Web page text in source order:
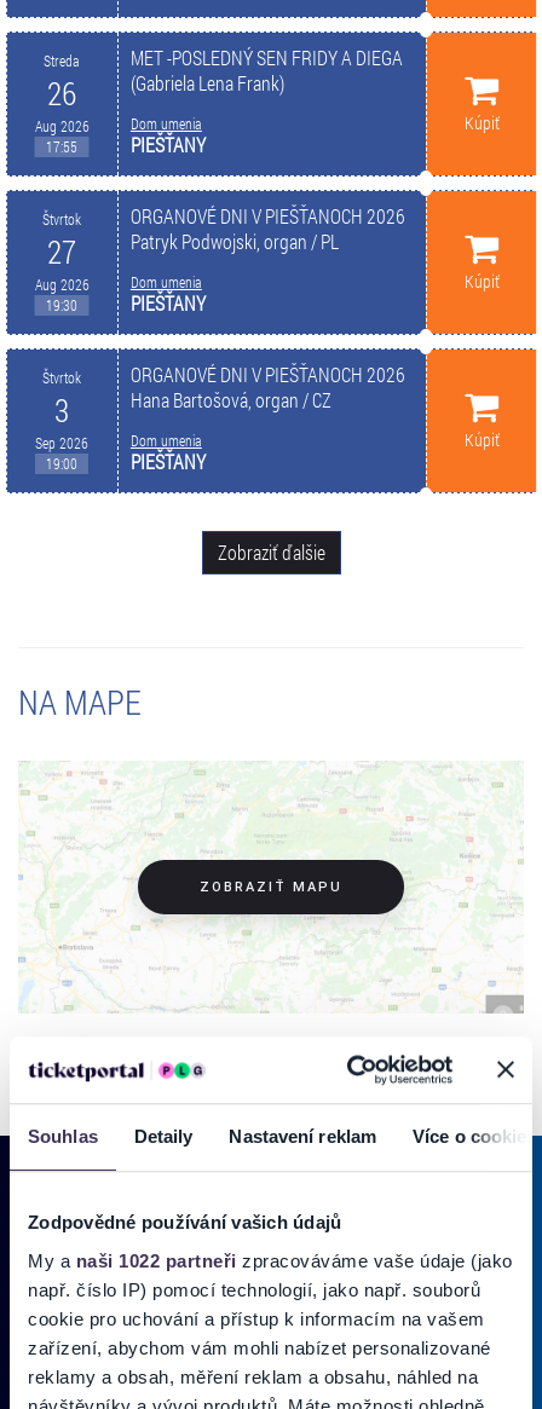
Souhlas Detaily Nastavení reklam Více o cookies
Zodpovědné používání vašich údajů
My a naši 1022 partneři zpracováváme vaše údaje (jako
např. číslo IP) pomocí technologií, jako např. souborů
cookie pro uchování a přístup k informacím na vašem
zařízení, abychom vám mohli nabízet personalizované
reklamy a obsah, měření reklam a obsahu, náhled na
Streda
26
Aug 2026
17:55
MET -POSLEDNÝ SEN FRIDY A DIEGA
(Gabriela Lena Frank)
Dom umenia
PIEŠŤANY
Kúpiť
Štvrtok
27
Aug 2026
19:30
ORGANOVÉ DNI V PIEŠŤANOCH 2026
Patryk Podwojski, organ / PL
Dom umenia
PIEŠŤANY
Kúpiť
Štvrtok
3
Sep 2026
19:00
ORGANOVÉ DNI V PIEŠŤANOCH 2026
Hana Bartošová, organ / CZ
Dom umenia
PIEŠŤANY
Kúpiť
Zobraziť ďalšie
NA MAPE
ZOBRAZIŤ MAPU
PRIHLÁSIŤ SA KODBERU NOVINIEK
Pridajte sa do zoznamu odberateľov a doručte si najnovšie špeciálne
ponuky priamo do doručenej pošty.
Vložte svoj email